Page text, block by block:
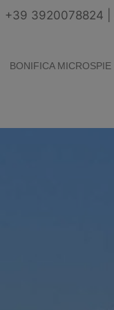
+39 3920078824
BONIFICA MICROSPIE